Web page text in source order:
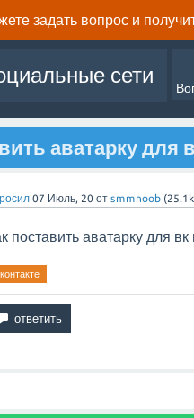
задать вопрос и
сети
аватарку для
07 Июль, 20 от smmnoob (25.1k
поставить аватарку для вк